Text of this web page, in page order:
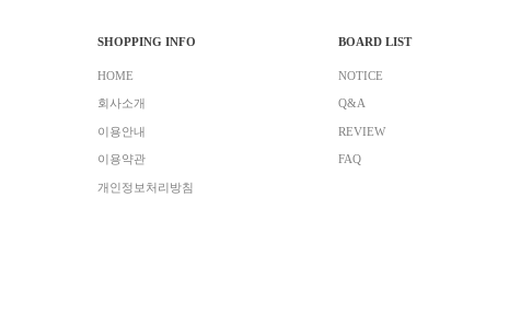
SHOPPING INFO
HOME
회사소개
이용안내
이용약관
개인정보처리방침
BOARD LIST
NOTICE
Q&A
REVIEW
FAQ